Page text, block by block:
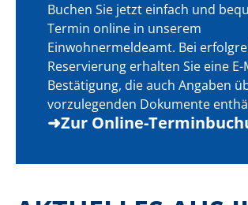
Buchen Sie jetzt einfach und
Termin online in unserem
Einwohnermeldeamt. Bei
Reservierung erhalten Sie eine E-
Bestätigung, die auch Angaben
vorzulegenden Dokumente
➜Zur Online-